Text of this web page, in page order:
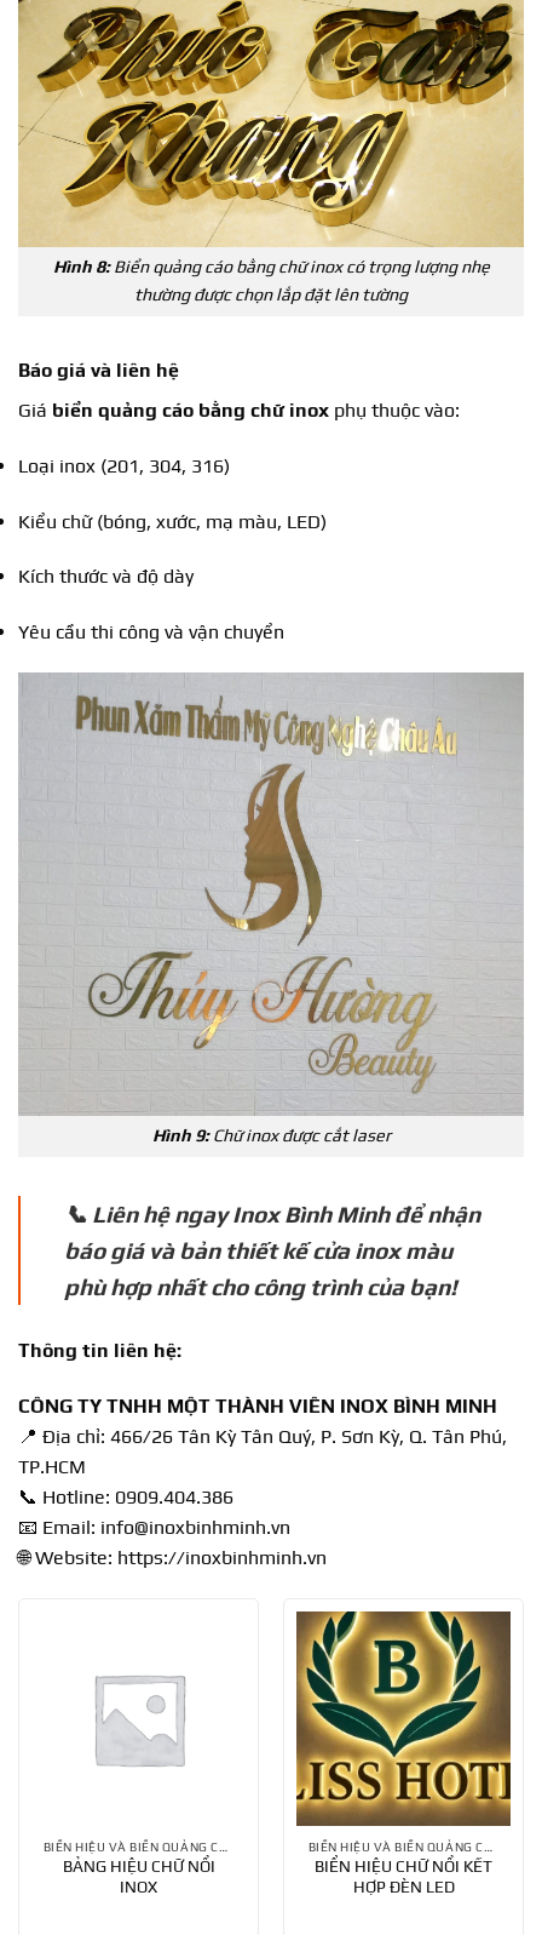
Hình 8:Biển quảng cáo bằng chữ inox có trọng lượng nhẹ
thường được chọn lắp đặt lên tường
Báo giá và liên hệ
Giá biển quảng cáo bằng chữ inox phụ thuộc vào:
Loại inox (201, 304, 316)
Kiểu chữ (bóng, xước, mạ màu, LED)
Kích thước và độ dày
Yêu cầu thi công và vận chuyển
Hình 9:Chữ inox được cắt laser
📞 Liên hệ ngay Inox Bình Minh để nhận
báo giá và bản thiết kế cửa inox màu
phù hợp nhất cho công trình của bạn!
Thông tin liên hệ:
CÔNG TY TNHH MỘT THÀNH VIÊN INOX BÌNH MINH
📍 Địa chỉ: 466/26 Tân Kỳ Tân Quý, P. Sơn Kỳ, Q. Tân Phú,
TP.HCM
📞 Hotline: 0909.404.386
📧 Email: info@inoxbinhminh.vn
🌐 Website: https://inoxbinhminh.vn
BẢNG HIỆU CHỮ NỔI
INOX
BIỂN HIỆU CHỮ NỔI KẾT
HỢP ĐÈN LED